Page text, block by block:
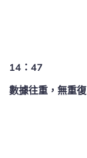
14：47
數據往重，無重復